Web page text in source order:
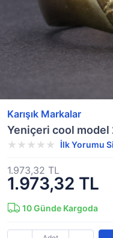
Karışık Markalar
Yeniçeri cool model
İlk Yorumu
1.973,32 TL
1.973,32 TL
10Günde Kargoda